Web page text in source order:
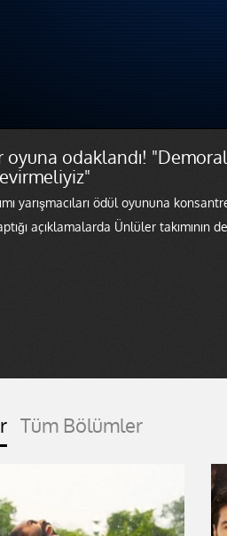
oyuna odaklandı!
yarışmacıları ödül oyununa
açıklamalarda Ünlüler
Tüm Bölümler